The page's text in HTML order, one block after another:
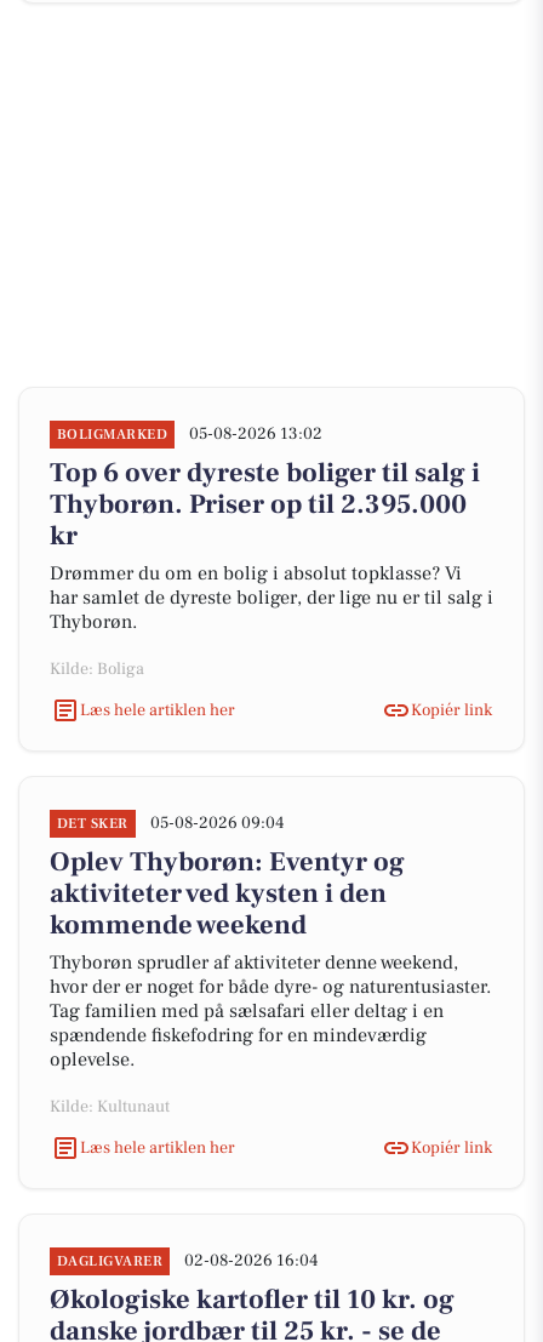
BOLIGMARKED 05-08-2026 13:02
Top 6 over dyreste boliger til salg i
Thyborøn. Priser op til 2.395.000
kr
Drømmer du om en bolig i absolut topklasse? Vi
har samlet de dyreste boliger, der lige nu er til salg i
Thyborøn.
Kilde: Boliga
Læs hele artiklen her
Kopiér link
DET SKER 05-08-2026 09:04
Oplev Thyborøn: Eventyr og
aktiviteter ved kysten i den
kommende weekend
Thyborøn sprudler af aktiviteter denne weekend,
hvor der er noget for både dyre- og naturentusiaster.
Tag familien med på sælsafari eller deltag i en
spændende fiskefodring for en mindeværdig
oplevelse.
Kilde: Kultunaut
Læs hele artiklen her
Kopiér link
DAGLIGVARER 02-08-2026 16:04
Økologiske kartofler til 10 kr. og
danske jordbær til 25 kr. - se de